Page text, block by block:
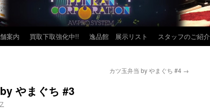
案内 買取下取強化中!! 逸品館 展示リスト スタッフのご紹介
カツ玉弁当 by やまぐち #4 →
やまぐち #3